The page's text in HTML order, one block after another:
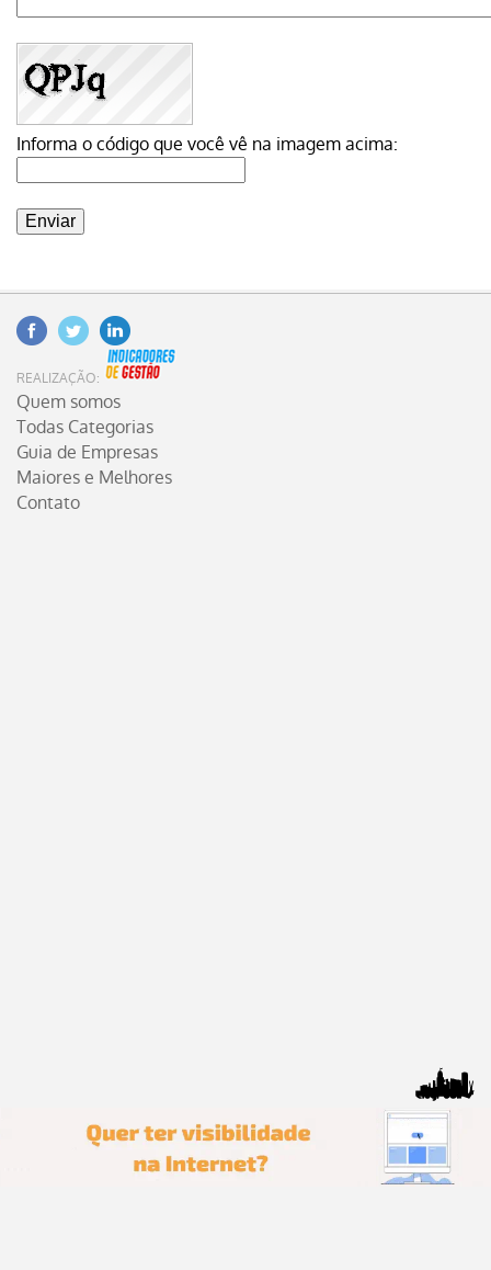
Informa o código que você vê na imagem acima:
Facebook
Twitter
REALIZAÇÃO:
Quem somos
Todas Categorias
Guia de Empresas
Maiores e Melhores
Contato